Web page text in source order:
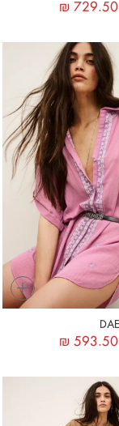
₪ 729.50
+
₪ 593.50